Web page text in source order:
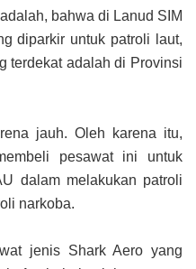
bahwa di Lanud SIM
diparkir untuk patroli laut,
terdekat adalah di Provinsi
jauh. Oleh karena itu,
pesawat ini untuk
dalam melakukan patroli
narkoba.
jenis Shark Aero yang